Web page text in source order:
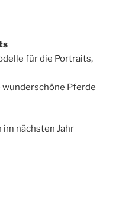
für die Portraits,
Pferde
nächsten Jahr